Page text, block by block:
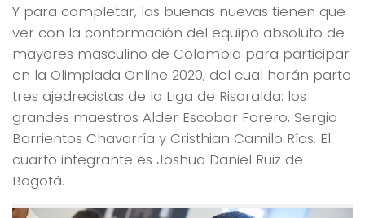
Y para completar, las buenas nuevas tienen que
ver con la conformación del equipo absoluto de
mayores masculino de Colombia para participar
en la Olimpiada Online 2020, del cual harán parte
tres ajedrecistas de la Liga de Risaralda: los
grandes maestros Alder Escobar Forero, Sergio
Barrientos Chavarría y Cristhian Camilo Ríos. El
cuarto integrante es Joshua Daniel Ruiz de
Bogotá.